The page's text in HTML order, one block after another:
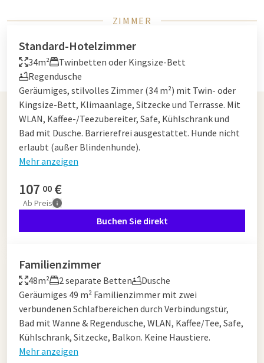
ZIMMER
Standard-Hotelzimmer
34m²
Twinbetten oder Kingsize-Bett
Regendusche
Geräumiges, stilvolles Zimmer (34 m²) mit Twin- oder
Kingsize-Bett, Klimaanlage, Sitzecke und Terrasse. Mit
WLAN, Kaffee-/Teezubereiter, Safe, Kühlschrank und
Bad mit Dusche. Barrierefrei ausgestattet. Hunde nicht
erlaubt (außer Blindenhunde).
Mehr anzeigen
107 00 €
Ab Preis
Buchen Sie direkt
Familienzimmer
48m² 2 separate Betten
Dusche
Geräumiges 49 m² Familienzimmer mit zwei
verbundenen Schlafbereichen durch Verbindungstür,
Bad mit Wanne & Regendusche, WLAN, Kaffee/Tee, Safe,
Kühlschrank, Sitzecke, Balkon. Keine Haustiere.
Mehr anzeigen